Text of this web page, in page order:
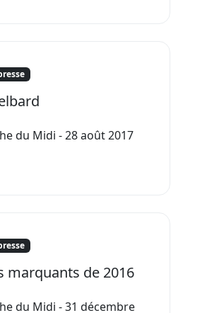
du Midi - 28 août 2017
marquants de 2016
du Midi - 31 décembre